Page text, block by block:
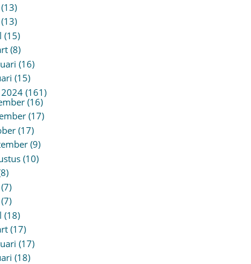
(15)
(8)
(16)
(15)
2024 (161)
(16)
(17)
(17)
(9)
(10)
(18)
(17)
(17)
(18)